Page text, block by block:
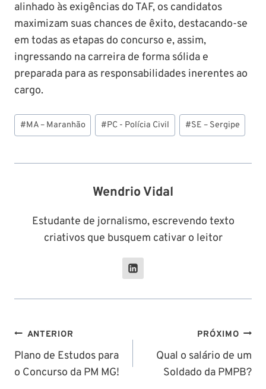
alinhado às exigências do TAF, os candidatos
maximizam suas chances de êxito, destacando-se
em todas as etapas do concurso e, assim,
ingressando na carreira de forma sólida e
preparada para as responsabilidades inerentes ao
cargo.
Tags
do
#MA – Maranhão #PC - Polícia Civil #SE – Sergipe
Wendrio Vidal
Estudante de jornalismo, escrevendo texto
criativos que busquem cativar o leitor
Navegação
de
Post
ANTERIOR
Plano de Estudos para
o Concurso da PM MG!
PRÓXIMO
Qual o salário de um
Soldado da PMPB?